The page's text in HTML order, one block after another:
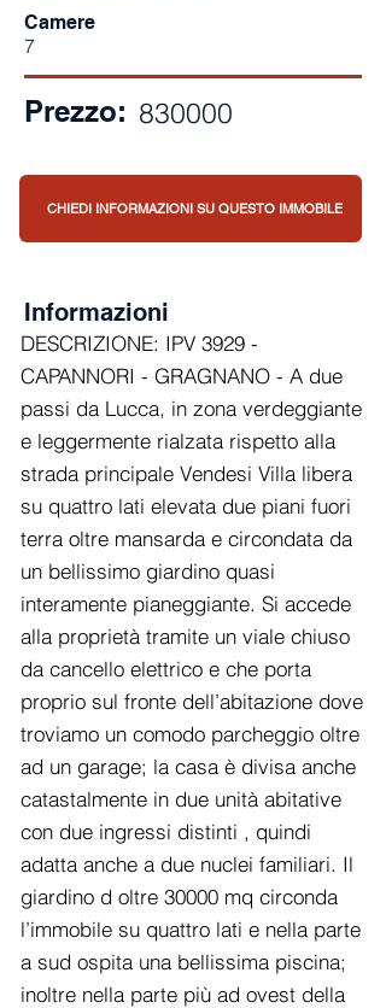
Camere
7
Prezzo: 830000
CHIEDI INFORMAZIONI SU QUESTO IMMOBILE
Informazioni
DESCRIZIONE: IPV 3929 -
CAPANNORI - GRAGNANO - A due
passi da Lucca, in zona verdeggiante
e leggermente rialzata rispetto alla
strada principale Vendesi Villa libera
su quattro lati elevata due piani fuori
terra oltre mansarda e circondata da
un bellissimo giardino quasi
interamente pianeggiante. Si accede
alla proprietà tramite un viale chiuso
da cancello elettrico e che porta
proprio sul fronte dell’abitazione dove
troviamo un comodo parcheggio oltre
ad un garage; la casa è divisa anche
catastalmente in due unità abitative
con due ingressi distinti , quindi
adatta anche a due nuclei familiari. Il
giardino d oltre 30000 mq circonda
l’immobile su quattro lati e nella parte
a sud ospita una bellissima piscina;
inoltre nella parte più ad ovest della